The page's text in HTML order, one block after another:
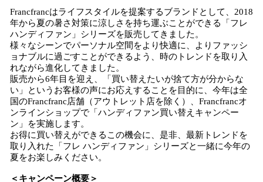
Francfrancはライフスタイルを提案するブランドとして、2018
年から夏の暑さ対策に涼しさを持ち運ぶことができる「フレ
ハンディファン」シリーズを販売してきました。
様々なシーンでパーソナル空間をより快適に、よりファッシ
ョナブルに過ごすことができるよう、時のトレンドを取り入
れながら進化してきました。
販売から6年目を迎え、「買い替えたいが捨て方が分からな
い」というお客様の声にお応えすることを目的に、今年は全
国のFrancfranc店舗（アウトレット店を除く）、Francfrancオ
ンラインショップで「ハンディファン買い替えキャンペー
ン」を実施します。
お得に買い替えができるこの機会に、是非、最新トレンドを
取り入れた「フレ ハンディファン」シリーズと一緒に今年の
夏をお楽しみください。
＜キャンペーン概要＞